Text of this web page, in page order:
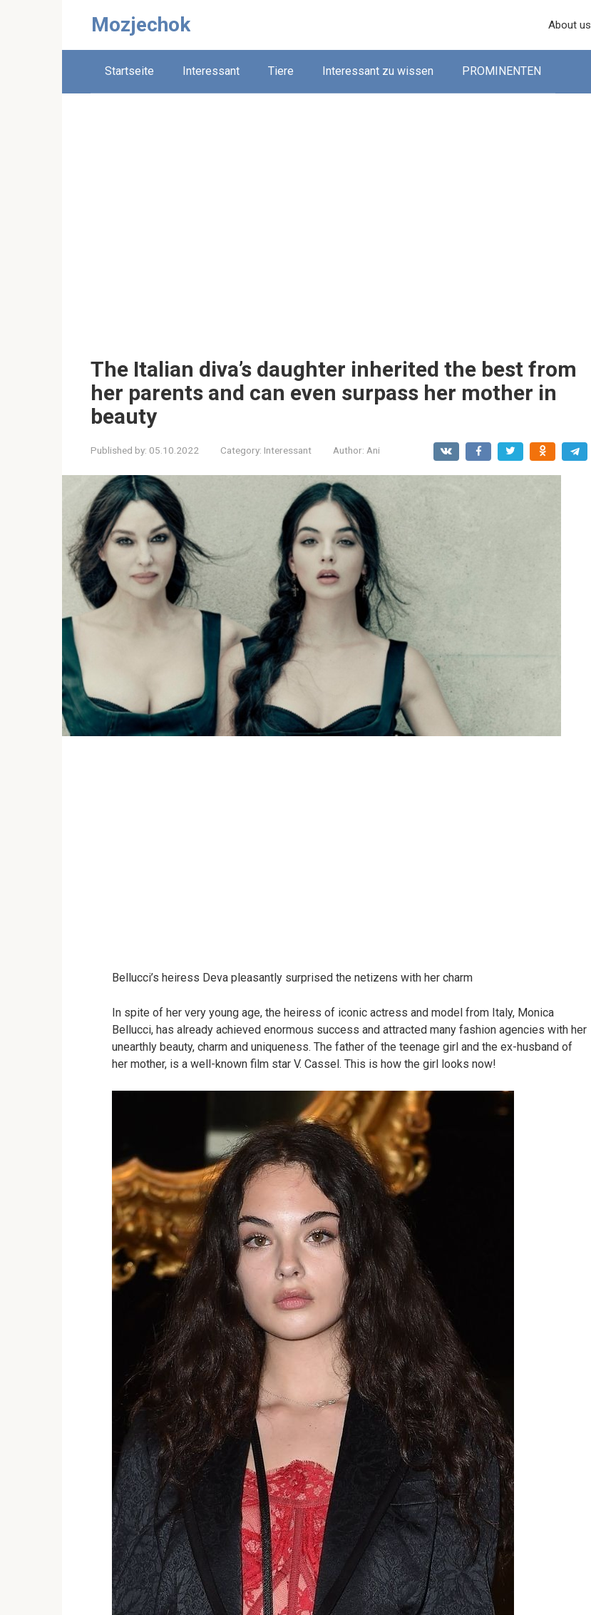
Mozjechok About us
Startseite Interessant Tiere Interessant zu wissen PROMINENTEN
The Italian diva’s daughter inherited the best from
her parents and can even surpass her mother in
beauty
Published by: 05.10.2022 Category: Interessant Author: Ani
Bellucci’s heiress Deva pleasantly surprised the netizens with her charm
In spite of her very young age, the heiress of iconic actress and model from Italy, Monica
Bellucci, has already achieved enormous success and attracted many fashion agencies with her
unearthly beauty, charm and uniqueness. The father of the teenage girl and the ex-husband of
her mother, is a well-known film star V. Cassel. This is how the girl looks now!